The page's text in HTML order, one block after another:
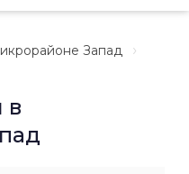
Запад
в